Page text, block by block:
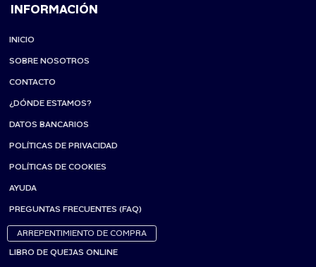
INFORMACIÓN
INICIO
SOBRE NOSOTROS
CONTACTO
¿DÓNDE ESTAMOS?
DATOS BANCARIOS
POLÍTICAS DE PRIVACIDAD
POLÍTICAS DE COOKIES
AYUDA
PREGUNTAS FRECUENTES (FAQ)
ARREPENTIMIENTO DE COMPRA
LIBRO DE QUEJAS ONLINE